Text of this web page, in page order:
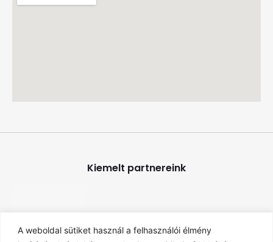
A weboldal sütiket használ a felhasználói élmény
Kiemelt partnereink